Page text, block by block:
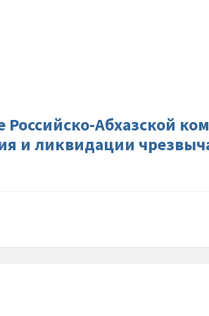
Абхазской
и ликвидации